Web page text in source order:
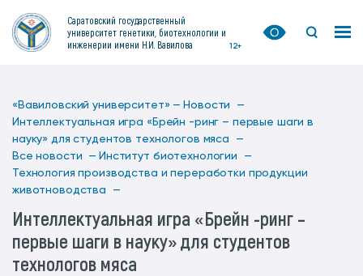
Саратовский государственный
университет генетики, биотехнологии и
инженерии имени Н.И. Вавилова
12+
«Вавиловский университет» — Новости —
Интеллектуальная игра «Брейн -ринг – первые шаги в
науку» для студентов технологов мяса —
Все новости — Институт биотехнологии —
Технология производства и переработки продукции
животноводства —
Интеллектуальная игра «Брейн -ринг –
первые шаги в науку» для студентов
технологов мяса